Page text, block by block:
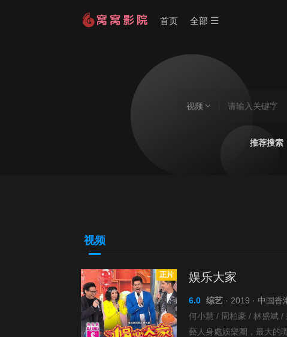
首页 全部
视频
推荐搜索
视频
正片 娱乐大家
6.0 综艺· 2019 · 中国香
藝人身處娛樂圈，最大的